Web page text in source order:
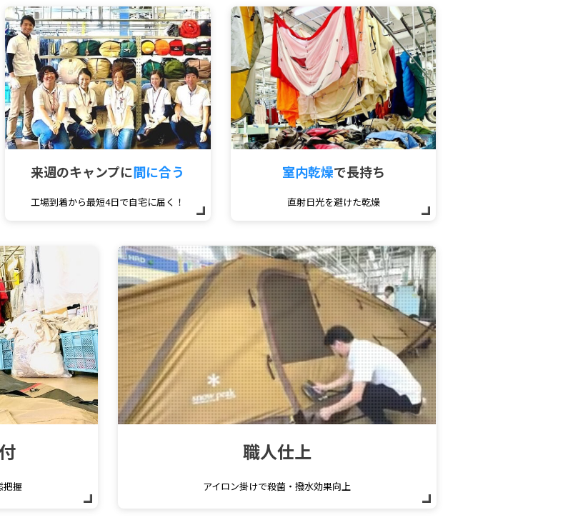
来週のキャンプに間に合う
工場到着から最短4日で自宅に届く！
室内乾燥で長持ち
直射日光を避けた乾燥
把握
職人仕上
アイロン掛けで殺菌・撥水効果向上